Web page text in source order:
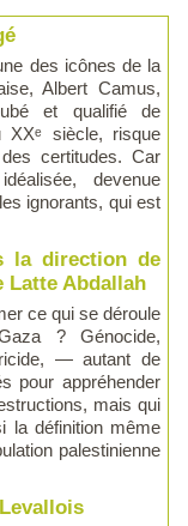
des icônes de la
Albert Camus,
et qualifié de
XXᵉ siècle, risque
des certitudes. Car
devenue
ignorants, qui est
la direction de
Latte Abdallah
ce qui se déroule
? Génocide,
— autant de
pour appréhender
mais qui
la définition même
palestinienne